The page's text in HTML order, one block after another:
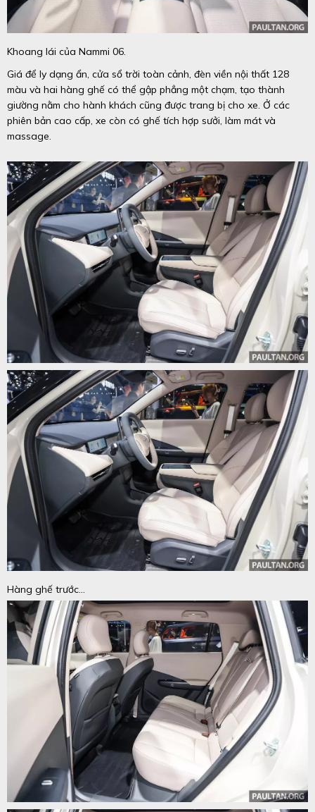
Khoang lái của Nammi 06.
Giá để ly dạng ẩn, cửa sổ trời toàn cảnh, đèn viền nội thất 128
màu và hai hàng ghế có thể gập phẳng một chạm, tạo thành
giường nằm cho hành khách cũng được trang bị cho xe. Ở các
phiên bản cao cấp, xe còn có ghế tích hợp sưởi, làm mát và
massage.
Hàng ghế trước...